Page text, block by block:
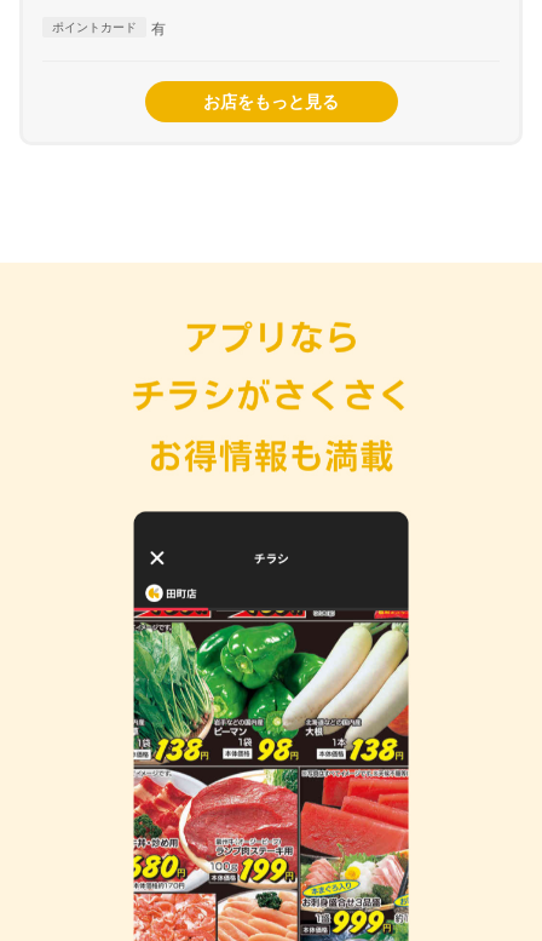
ポイントカード 有
お店をもっと見る